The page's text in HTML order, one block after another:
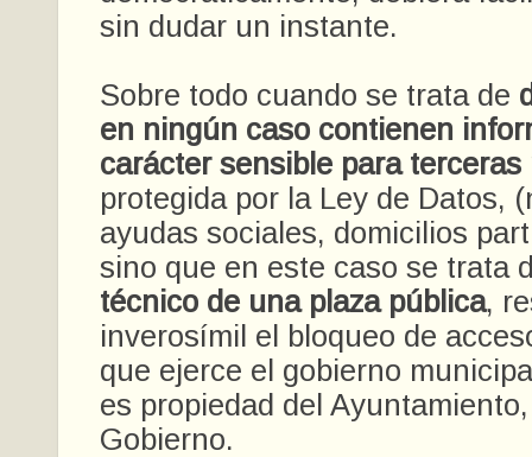
sin dudar un instante.
Sobre todo cuando se trata de
en ningún caso contienen
carácter sensible para terceras
protegida por la Ley de Datos,
ayudas sociales, domicilios
sino que en este caso se trata
técnico de una plaza pública,
inverosímil el bloqueo de
que ejerce el gobierno
es propiedad del
Gobierno.